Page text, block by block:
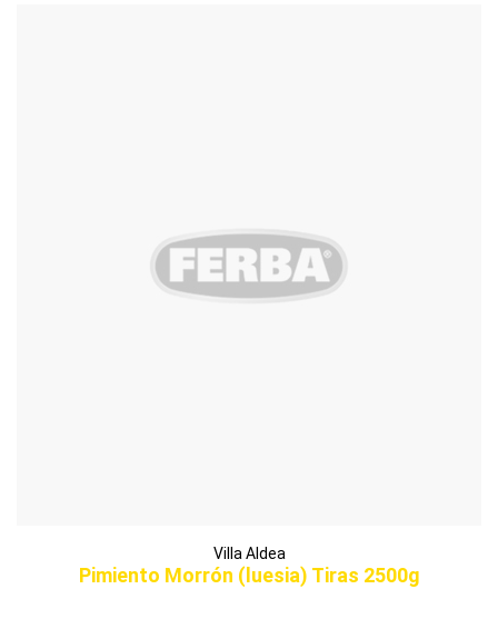
Villa Aldea
Pimiento Morrón (luesia) Tiras 2500g